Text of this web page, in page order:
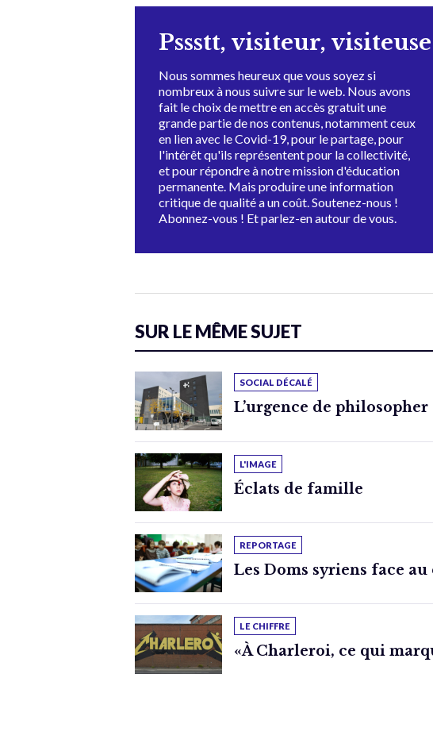
Pssstt, visiteur,
Nous sommes heureux que vous soyez si
nombreux à nous suivre sur le web. Nous avons
fait le choix de mettre en accès gratuit une
grande partie de nos contenus, notamment ceux
en lien avec le Covid-19, pour le partage, pour
l'intérêt qu'ils représentent pour la collectivité,
et pour répondre à notre mission d'éducation
permanente. Mais produire une information
critique de qualité a un coût. Soutenez-nous !
Abonnez-vous ! Et parlez-en autour de vous.
SUR LE MÊME SUJET
SOCIAL DÉCALÉ
L’urgence de philosopher
L'IMAGE
Éclats de famille
REPORTAGE
Les Doms syriens face au
LE CHIFFRE
«À Charleroi, ce qui